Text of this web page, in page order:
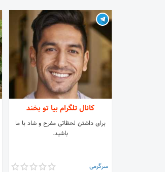
کانال تلگرام بیا تو بخند
برای داشتن لحظاتی مفرح و شاد با ما
باشید.
سرگرمی